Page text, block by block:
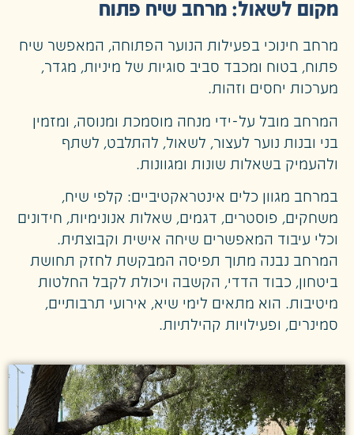
מקום לשאול: מרחב שיח פתוח
מרחב חינוכי בפעילות הנוער הפתוחה, המאפשר שיח
פתוח, בטוח ומכבד סביב סוגיות של מיניות, מגדר,
מערכות יחסים וזהות.
המרחב מובל על-ידי מנחה מוסמכת ומנוסה, ומזמין
בני ובנות נוער לעצור, לשאול, להתלבט, לשתף
ולהעמיק בשאלות שונות ומגוונות.
במרחב מגוון כלים אינטראקטיביים: קלפי שיח,
משחקים, פוסטרים, דגמים, שאלות אנונימיות, חידונים
וכלי עיבוד המאפשרים שיחה אישית וקבוצתית.
המרחב נבנה מתוך תפיסה המבקשת לחזק תחושת
ביטחון, כבוד הדדי, הקשבה ויכולת לקבל החלטות
מיטיבות. הוא מתאים לימי שיא, אירועי תרבותיים,
סמינרים, ופעילויות קהילתיות.